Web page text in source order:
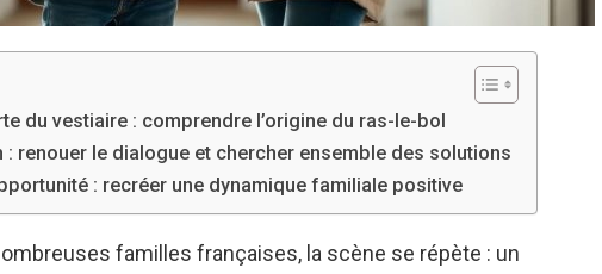
du vestiaire : comprendre l’origine du ras-le-bol
: renouer le dialogue et chercher ensemble des solutions
: recréer une dynamique familiale positive
familles françaises, la scène se répète : un